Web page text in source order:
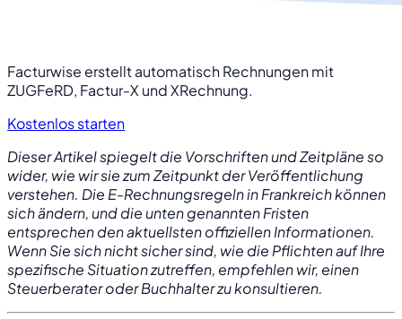
Facturwise erstellt automatisch Rechnungen mit
ZUGFeRD, Factur-X und XRechnung.
Kostenlos starten
Dieser Artikel spiegelt die Vorschriften und Zeitpläne so
wider, wie wir sie zum Zeitpunkt der Veröffentlichung
verstehen. Die E-Rechnungsregeln in Frankreich können
sich ändern, und die unten genannten Fristen
entsprechen den aktuellsten offiziellen Informationen.
Wenn Sie sich nicht sicher sind, wie die Pflichten auf Ihre
spezifische Situation zutreffen, empfehlen wir, einen
Steuerberater oder Buchhalter zu konsultieren.